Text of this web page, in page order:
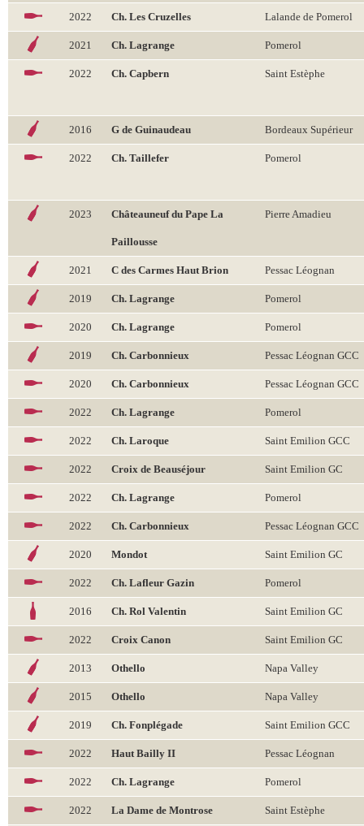
2022 Ch. Les Cruzelles Lalande de Pomerol
2021 Ch. Lagrange Pomerol
2022 Ch. Capbern Saint Estèphe
2016 G de Guinaudeau Bordeaux Supérieur
2022 Ch. Taillefer Pomerol
2023 Châteauneuf du Pape La
Paillousse
Pierre Amadieu
2021 C des Carmes Haut Brion Pessac Léognan
2019 Ch. Lagrange Pomerol
2020 Ch. Lagrange Pomerol
2019 Ch. Carbonnieux Pessac Léognan GCC
2020 Ch. Carbonnieux Pessac Léognan GCC
2022 Ch. Lagrange Pomerol
2022 Ch. Laroque Saint Emilion GCC
2022 Croix de Beauséjour Saint Emilion GC
2022 Ch. Lagrange Pomerol
2022 Ch. Carbonnieux Pessac Léognan GCC
2020 Mondot Saint Emilion GC
2022 Ch. Lafleur Gazin Pomerol
2016 Ch. Rol Valentin Saint Emilion GC
2022 Croix Canon Saint Emilion GC
2013 Othello Napa Valley
2015 Othello Napa Valley
2019 Ch. Fonplégade Saint Emilion GCC
2022 Haut Bailly II Pessac Léognan
2022 Ch. Lagrange Pomerol
2022 La Dame de Montrose Saint Estèphe